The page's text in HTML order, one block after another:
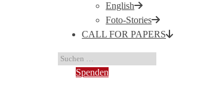
English
Foto-Stories
CALL FOR PAPERS
Spenden